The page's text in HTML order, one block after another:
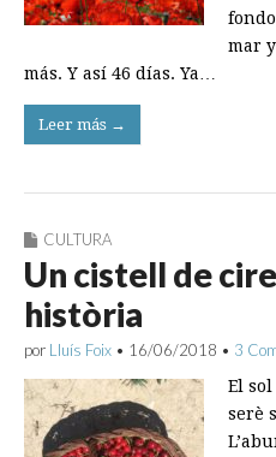
mar
más. Y así 46 días. Ya…
Leer más →
CULTURA
Un cistell de
història
por Lluís Foix • 16/06/2018 • 3
El
serè